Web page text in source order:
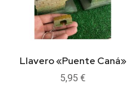
Llavero «Puente Caná»
5,95 €